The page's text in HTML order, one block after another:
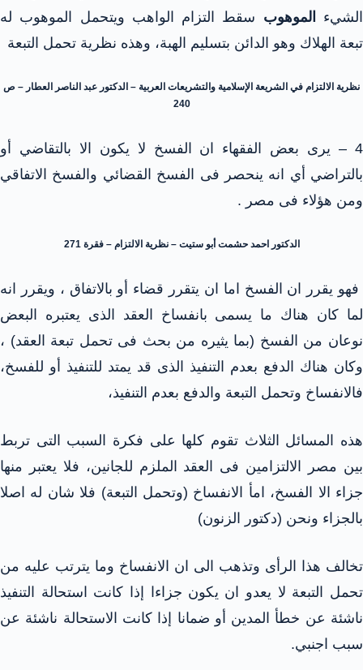
الشيء
الموهوب سقط التزام الواهب ويتحمل الموهوب له
تبعة الهلاك وهو الدائن بتسليم الهبة، وهذه نظرية تحمل التبعة
نظرية الالتزام في الشريعة الإسلامية والتشريعات العربية – الدكتور عبد الناصر العطار – ص
240
4 – يرى بعض الفقهاء ان الفسخ لا يكون الا بالتقاضي أو
بالتراضي أي انه ينحصر فى الفسخ القضائي والفسخ الاتفاقي
ومن هؤلاء فى مصر .
الدكتور احمد حشمت أبو ستيت – نظرية الالتزام – فقرة 271
فهو يقرر ان الفسخ اما ان يتقرر قضاء أو بالاتفاق ، ويقرر انه
لما كان هناك ما يسمى بانفساخ العقد الذى يعتبره البعض
نوعان من الفسخ (بما يثيره من بحث فى تحمل تبعة العقد) ،
وكان هناك الدفع بعدم التنفيذ الذى قد يمتد للتنفيذ أو للفسخ،
فالانفساخ وتحمل التبعة والدفع بعدم التنفيذ،
هذه المسائل الثلاث تقوم كلها على فكرة السبب التى تربط
بين مصر الالتزامين فى العقد الملزم للجانين، فلا يعتبر منها
جزاء الا الفسخ، امأ الانفساخ (وتحمل التبعة) فلا شان له اصلا
بالجزاء ونحن (دكتور الزنون)
تخالف هذا الرأى وتذهب الى ان الانفساخ وما يترتب عليه من
تحمل التبعة لا يعدو ان يكون جزاءا إذا كانت استحالة التنفيذ
ناشئة عن خطأ المدين أو ضمانا إذا كانت الاستحالة ناشئة عن
سبب اجنبي.